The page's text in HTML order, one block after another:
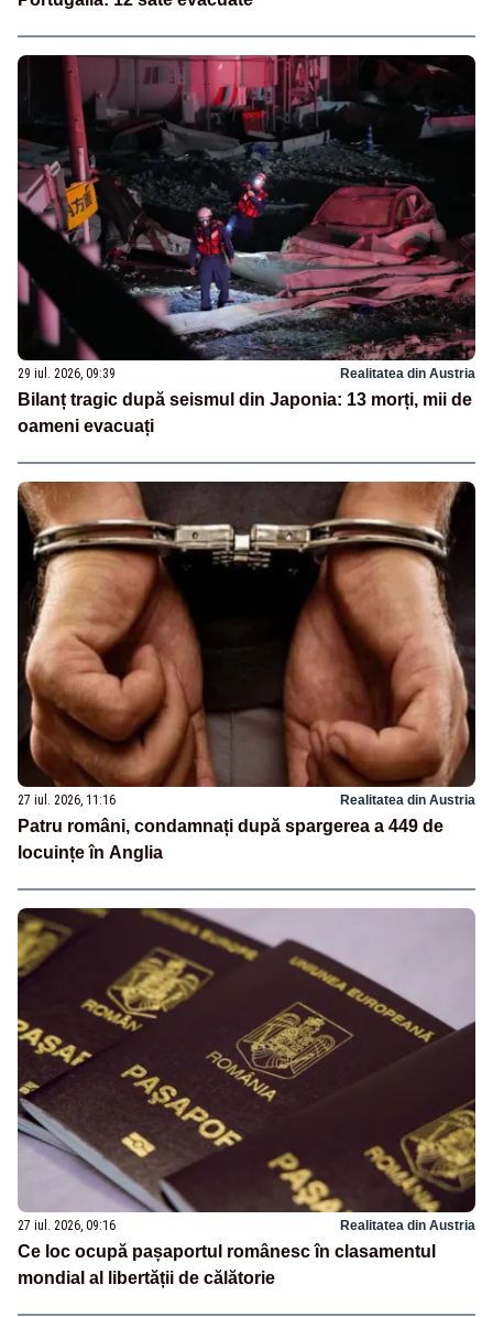
29 iul. 2026, 09:39 Realitatea din Austria
Bilanț tragic după seismul din Japonia: 13 morți, mii de
oameni evacuați
27 iul. 2026, 11:16 Realitatea din Austria
Patru români, condamnați după spargerea a 449 de
locuințe în Anglia
27 iul. 2026, 09:16 Realitatea din Austria
Ce loc ocupă pașaportul românesc în clasamentul
mondial al libertății de călătorie